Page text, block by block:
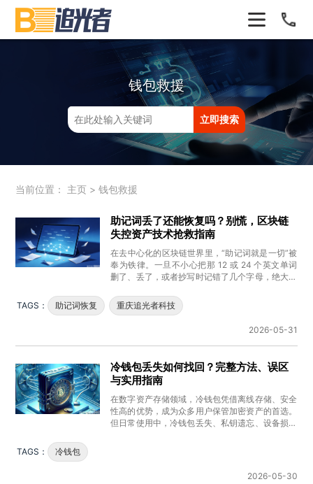
钱包救援
当前位置： 主页 > 钱包救援
助记词丢了还能恢复吗？别慌，区块链
失控资产技术抢救指南
在去中心化的区块链世界里，“助记词就是一切”被
奉为铁律。一旦不小心把那 12 或 24 个英文单词
删了、丢了，或者抄写时记错了几个字母，绝大多
TAGS：
助记词恢复 重庆追光者科技
2026-05-31
冷钱包丢失如何找回？完整方法、误区
与实用指南
在数字资产存储领域，冷钱包凭借离线存储、安全
性高的优势，成为众多用户保管加密资产的首选。
但日常使用中，冷钱包丢失、私钥遗忘、设备损坏
TAGS：
冷钱包
2026-05-30